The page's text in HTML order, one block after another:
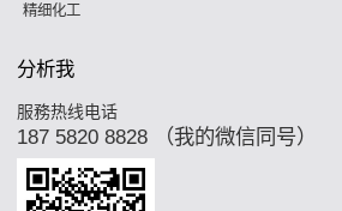
精细化工
分析我
服務热线电话
187 5820 8828 （我的微信同号）